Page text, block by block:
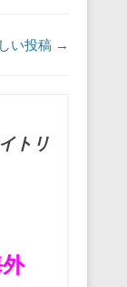
い投稿 →
トリ